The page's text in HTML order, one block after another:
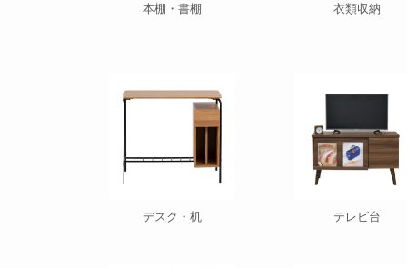
本棚・書棚 衣類収納
デスク・机 テレビ台